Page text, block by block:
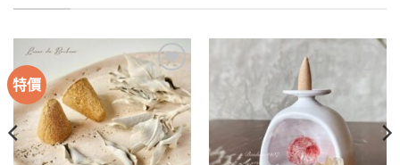
特價
加入
收藏
收藏